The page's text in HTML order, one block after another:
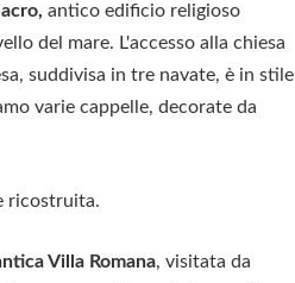
antico edificio religioso
del mare. L'accesso alla chiesa
suddivisa in tre navate, è in stile
varie cappelle, decorate da
ricostruita.
Villa Romana, visitata da